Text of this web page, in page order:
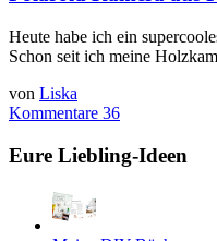
Heute habe ich ein
Schon seit ich meine
von Liska
Kommentare 36
Eure Liebling-Ideen